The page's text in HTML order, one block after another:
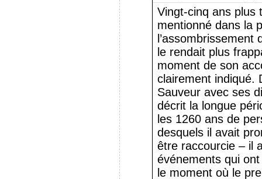
Vingt-cinq ans plus
mentionné dans la
le rendait plus
moment de son
clairement indiqué.
Sauveur avec ses
décrit la longue
les 1260 ans de
desquels il avait
être raccourcie – il
événements qui
le moment où le